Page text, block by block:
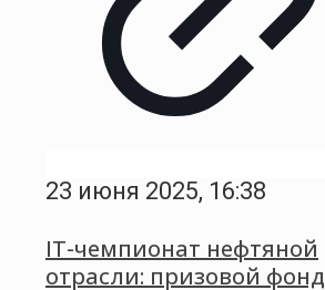
23 июня 2025, 16:38
IT-чемпионат нефтяной
отрасли: призовой фонд